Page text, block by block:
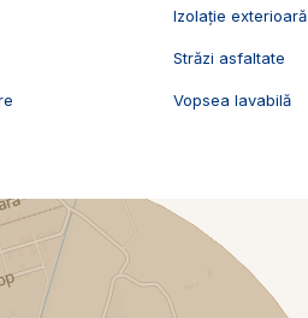
Izolație exterioară
Străzi asfaltate
Vopsea lavabilă